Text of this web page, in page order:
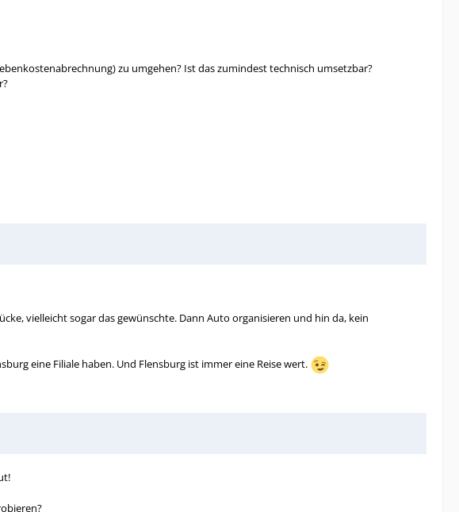
zu umgehen? Ist das zumindest technisch umsetzbar?
vielleicht sogar das gewünschte. Dann Auto organisieren und hin da, kein
eine Filiale haben. Und Flensburg ist immer eine Reise wert.